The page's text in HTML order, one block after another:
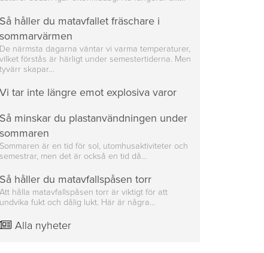
Så håller du matavfallet fräschare i
sommarvärmen
De närmsta dagarna väntar vi varma temperaturer,
vilket förstås är härligt under semestertiderna. Men
tyvärr skapar…
Vi tar inte längre emot explosiva varor
Så minskar du plastanvändningen under
sommaren
Sommaren är en tid för sol, utomhusaktiviteter och
semestrar, men det är också en tid då…
Så håller du matavfallspåsen torr
Att hålla matavfallspåsen torr är viktigt för att
undvika fukt och dålig lukt. Här är några…
Alla nyheter